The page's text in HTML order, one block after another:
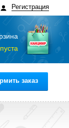
Регистрация
заказ